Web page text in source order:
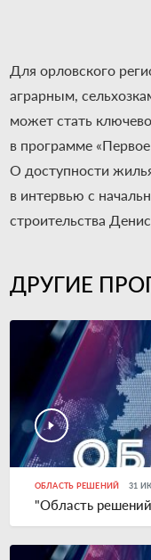
Для орловского
аграрным,
может стать
в программе
О доступности
в интервью с
строительства
ДРУГИЕ
ОБЛАСТЬ РЕШЕНИЙ 31
"Область